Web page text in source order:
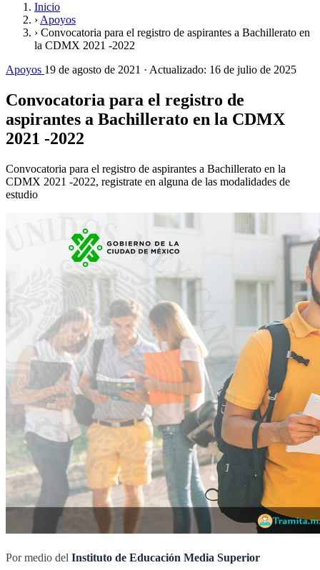
Inicio
› Apoyos
› Convocatoria para el registro de aspirantes a Bachillerato en
la CDMX 2021 -2022
Apoyos 19 de agosto de 2021 · Actualizado: 16 de julio de 2025
Convocatoria para el registro de
aspirantes a Bachillerato en la CDMX
2021 -2022
Convocatoria para el registro de aspirantes a Bachillerato en la
CDMX 2021 -2022, registrate en alguna de las modalidades de
estudio
Por medio del Instituto de Educación Media Superior